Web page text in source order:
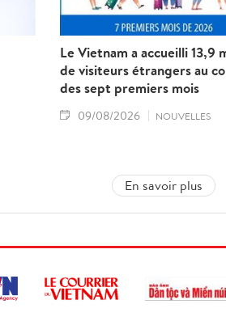
Le Vietnam a accueilli 13,9
de visiteurs étrangers au
des sept premiers mois
09/08/2026 NOUVELLES
En savoir plus